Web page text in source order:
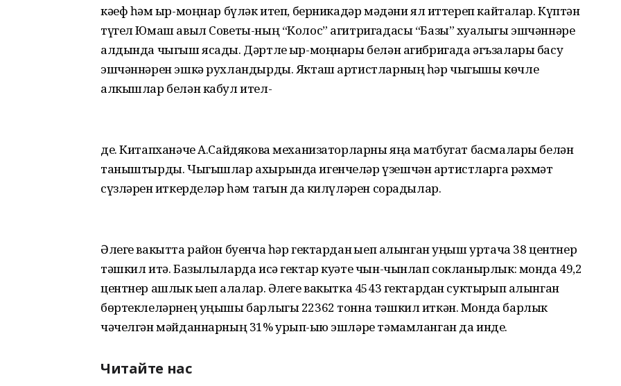
кәеф һәм җыр-моңнар бүләк итеп, берникадәр мәдәни ял иттереп кайталар. Күптән
түгел Юмаш авыл Советы-ның “Колос” агитригадасы “Базы” хуҗалыгы эшчәннәре
алдында чыгыш ясады. Дәртле җыр-моңнары белән агибригада әгъзалары басу
эшчәннәрен эшкә рухландырды. Якташ артистларның һәр чыгышы көчле
алкышлар белән кабул ител-
де. Китапханәче А.Сайдякова механизаторларны яңа матбугат басмалары белән
таныштырды. Чыгышлар ахырында игенчеләр үзешчән артистларга рәхмәт
сүзләрен җиткерделәр һәм тагын да килүләрен сорадылар.
Әлеге вакытта район буенча һәр гектардан җыеп алынган уңыш уртача 38 центнер
тәшкил итә. Базылыларда исә гектар куәте чын-чынлап сокланырлык: монда 49,2
центнер ашлык җыеп алалар. Әлеге вакытка 4543 гектардан суктырып алынган
бөртеклеләрнең уңышы барлыгы 22362 тонна тәшкил иткән. Монда барлык
чәчелгән мәйданнарның 31% урып-җыю эшләре тәмамланган да инде.
Читайте нас